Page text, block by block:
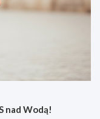
nad Wodą!